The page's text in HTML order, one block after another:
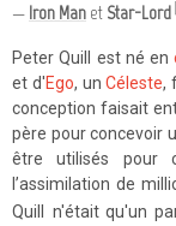
— Iron Man et Star-Lord
Peter Quill est né en
et d'Ego, unCéleste,
conception faisait
père pour concevoir
être utilisés pour
l’assimilation de
Quill
n'était qu'un